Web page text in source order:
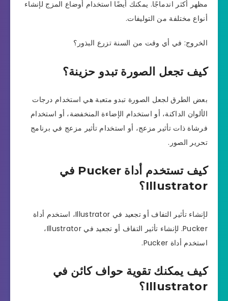
مظهر أكثر اندماجًا. يمكنك أيضًا استخدام أوضاع المزج لإنشاء
أنواع مختلفة من التوليفات.
الخروج: في أي وقت من السنة تزرع البذور؟
كيف تجعل الصورة تبدو حزينة؟
بعض الطرق لجعل الصورة تبدو متعبة هي استخدام درجات
الألوان الداكنة، أو استخدام الإضاءة المنخفضة، أو استخدام
فرشاة ذات تأثير مزعج، أو استخدام تأثير مزعج في برنامج
تحرير الصور.
كيف تستخدم أداة Pucker في
Illustrator؟
لإنشاء تأثير التفاف أو تجعيد في Illustrator، استخدم أداة
Pucker. لإنشاء تأثير التفاف أو تجعيد في Illustrator،
استخدم أداة Pucker.
كيف يمكنك تقوية حواف كائن في
Illustrator؟